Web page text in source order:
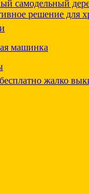
самодельный
решение для
машинка
жалко